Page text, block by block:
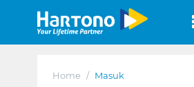
Home / Masuk